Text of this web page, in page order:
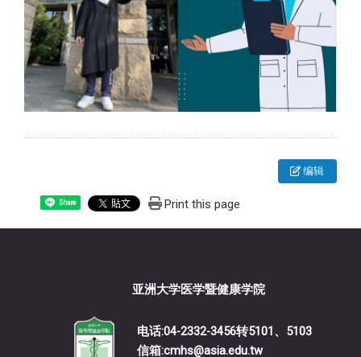
编辑
Share Print this page
亚洲大学医学暨健康学院
电话:04-2332-3456转5101、5103
信箱:cmhs@asia.edu.tw